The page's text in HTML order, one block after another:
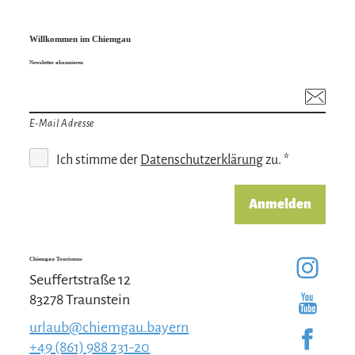
Willkommen im Chiemgau
Newsletter abonnieren
E-Mail Adresse
Ich stimme der Datenschutzerklärungzu. *
Anmelden
Chiemgau Tourismus
Seuffertstraße 12
83278 Traunstein
urlaub@chiemgau.bayern
+49 (861) 988 231-20